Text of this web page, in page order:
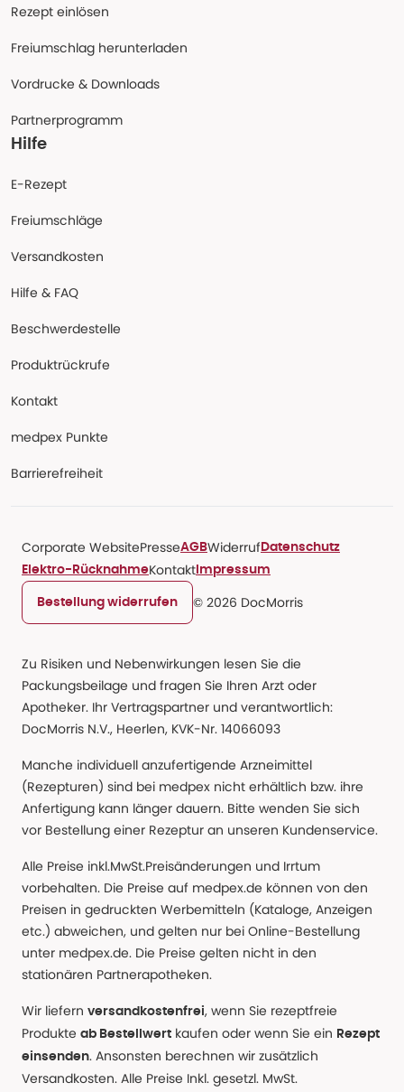
Rezept einlösen
Freiumschlag herunterladen
Vordrucke & Downloads
Partnerprogramm
Hilfe
E-Rezept
Freiumschläge
Versandkosten
Hilfe & FAQ
Beschwerdestelle
Produktrückrufe
Kontakt
medpex Punkte
Barrierefreiheit
Corporate WebsitePresseAGBWiderruf Datenschutz
Elektro-RücknahmeKontakt Impressum
Bestellung widerrufen © 2026 DocMorris
Zu Risiken und Nebenwirkungen lesen Sie die
Packungsbeilage und fragen Sie Ihren Arzt oder
Apotheker. Ihr Vertragspartner und verantwortlich:
DocMorris N.V., Heerlen, KVK-Nr. 14066093
Manche individuell anzufertigende Arzneimittel
(Rezepturen) sind bei medpex nicht erhältlich bzw. ihre
Anfertigung kann länger dauern. Bitte wenden Sie sich
vor Bestellung einer Rezeptur an unseren Kundenservice.
Alle Preise inkl.MwSt.Preisänderungen und Irrtum
vorbehalten. Die Preise auf medpex.de können von den
Preisen in gedruckten Werbemitteln (Kataloge, Anzeigen
etc.) abweichen, und gelten nur bei Online-Bestellung
unter medpex.de. Die Preise gelten nicht in den
stationären Partnerapotheken.
Wir liefern versandkostenfrei, wenn Sie rezeptfreie
Produkte ab Bestellwert kaufen oder wenn Sie ein Rezept
einsenden. Ansonsten berechnen wir zusätzlich
Versandkosten. Alle Preise Inkl. gesetzl. MwSt.